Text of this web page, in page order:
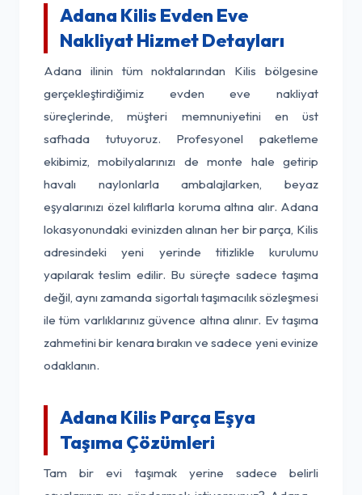
Adana Kilis Evden Eve
Nakliyat Hizmet Detayları
Adana ilinin tüm noktalarından Kilis bölgesine
gerçekleştirdiğimiz evden eve nakliyat
süreçlerinde, müşteri memnuniyetini en üst
safhada tutuyoruz. Profesyonel paketleme
ekibimiz, mobilyalarınızı de monte hale getirip
havalı naylonlarla ambalajlarken, beyaz
eşyalarınızı özel kılıflarla koruma altına alır. Adana
lokasyonundaki evinizden alınan her bir parça, Kilis
adresindeki yeni yerinde titizlikle kurulumu
yapılarak teslim edilir. Bu süreçte sadece taşıma
değil, aynı zamanda sigortalı taşımacılık sözleşmesi
ile tüm varlıklarınız güvence altına alınır. Ev taşıma
zahmetini bir kenara bırakın ve sadece yeni evinize
odaklanın.
Adana Kilis Parça Eşya
Taşıma Çözümleri
Tam bir evi taşımak yerine sadece belirli